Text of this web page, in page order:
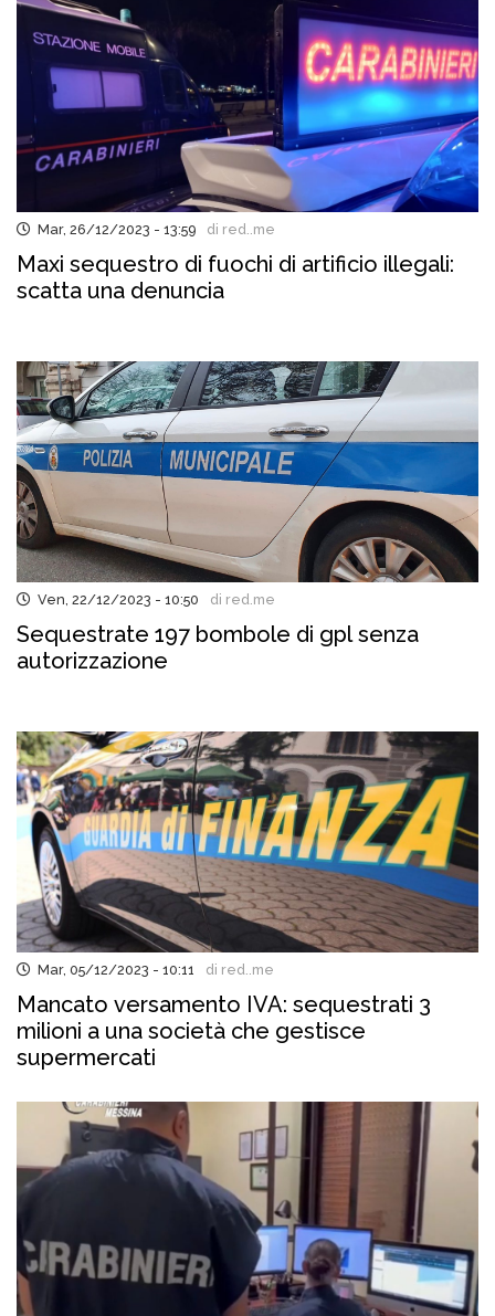
Mar, 26/12/2023 - 13:59 di red..me
Maxi sequestro di fuochi di artificio illegali:
scatta una denuncia
Ven, 22/12/2023 - 10:50 di red.me
Sequestrate 197 bombole di gpl senza
autorizzazione
Mar, 05/12/2023 - 10:11 di red..me
Mancato versamento IVA: sequestrati 3
milioni a una società che gestisce
supermercati